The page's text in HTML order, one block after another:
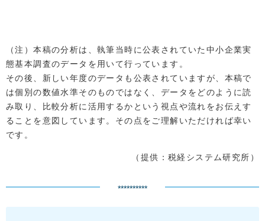
（注）本稿の分析は、執筆当時に公表されていた中小企業実
態基本調査のデータを用いて行っています。
その後、新しい年度のデータも公表されていますが、本稿で
は個別の数値水準そのものではなく、データをどのように読
み取り、比較分析に活用するかという視点や流れをお伝えす
ることを意図しています。その点をご理解いただければ幸い
です。
（提供：税経システム研究所）
**********